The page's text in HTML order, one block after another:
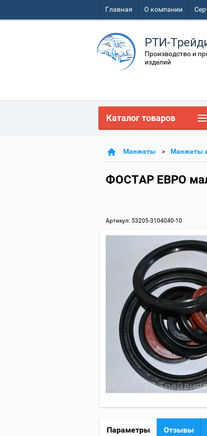
Главная О компании
РТИ-
Производство и
изделий
Манжеты Манжеты
ФОСТАР ЕВРО
Артикул: 53205-3104040-10
Параметры Отзывы
Каталог товаров